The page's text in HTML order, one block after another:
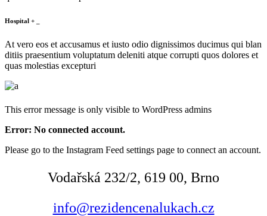
Hospital +
At vero eos et accusamus et iusto odio dignissimos ducimus qui blan
ditiis praesentium voluptatum deleniti atque corrupti quos dolores et
quas molestias excepturi
This error message is only visible to WordPress admins
Error: No connected account.
Please go to the Instagram Feed settings page to connect an account.
Vodařská 232/2, 619 00, Brno
info@rezidencenalukach.cz